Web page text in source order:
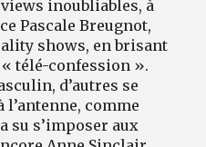
inoubliables, à
Pascale Breugnot,
shows, en brisant
« télé-confession ».
d’autres se
l’antenne, comme
su s’imposer aux